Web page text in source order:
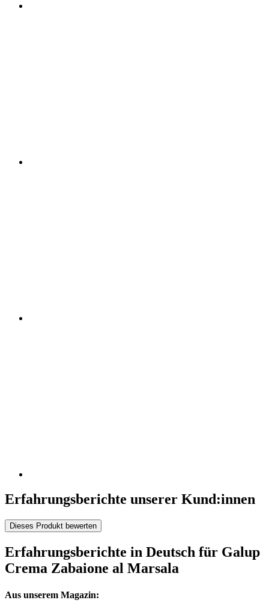
Erfahrungsberichte unserer Kund:innen
Dieses Produkt bewerten
Erfahrungsberichte in Deutsch für Galup
Crema Zabaione al Marsala
Aus unserem Magazin: